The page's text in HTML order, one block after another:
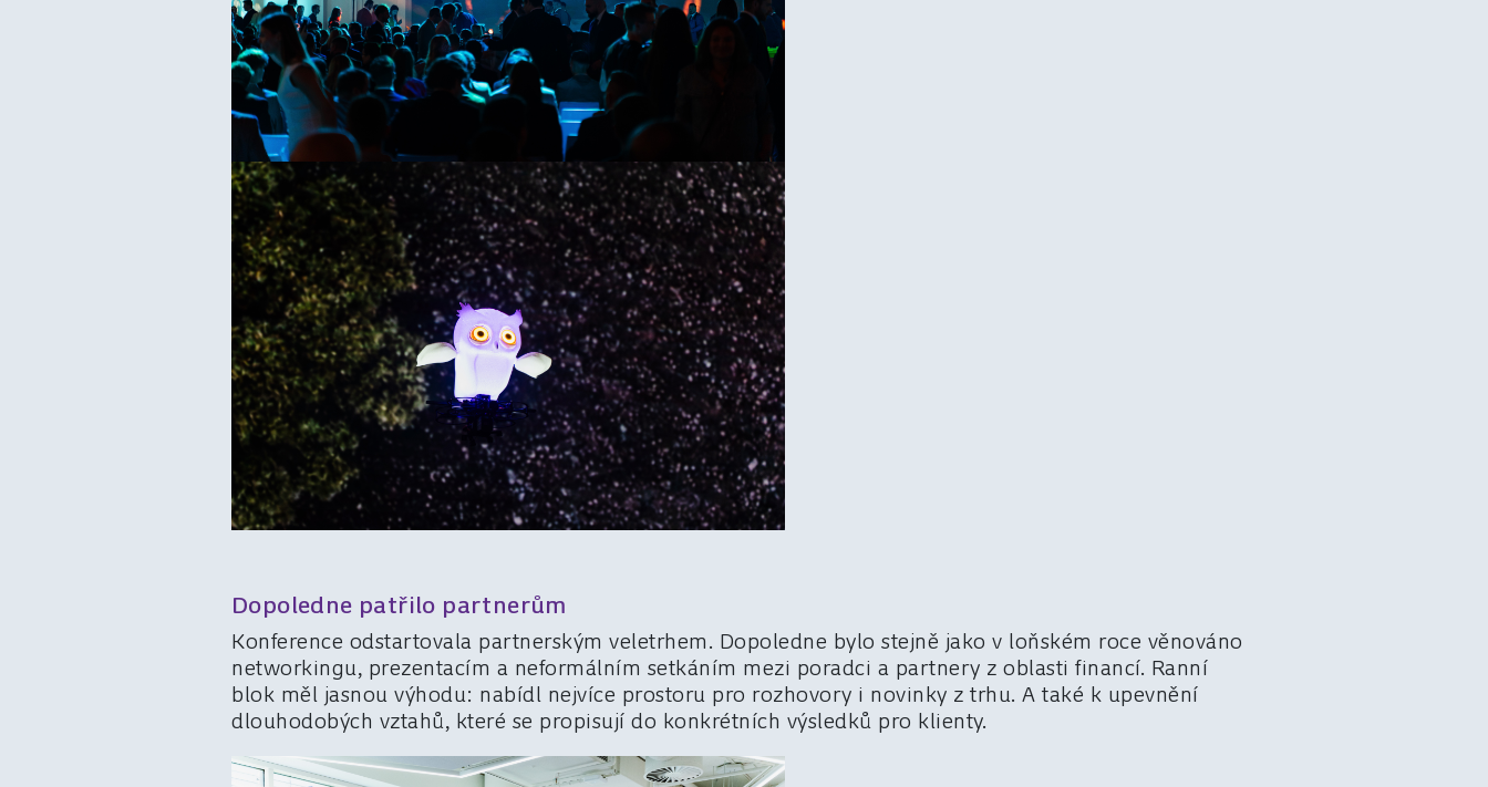
Dopoledne patřilo partnerům
Konference odstartovala partnerským veletrhem. Dopoledne bylo stejně jako v loňském roce věnováno
networkingu, prezentacím a neformálním setkáním mezi poradci a partnery z oblasti financí. Ranní
blok měl jasnou výhodu: nabídl nejvíce prostoru pro rozhovory i novinky z trhu. A také k upevnění
dlouhodobých vztahů, které se propisují do konkrétních výsledků pro klienty.